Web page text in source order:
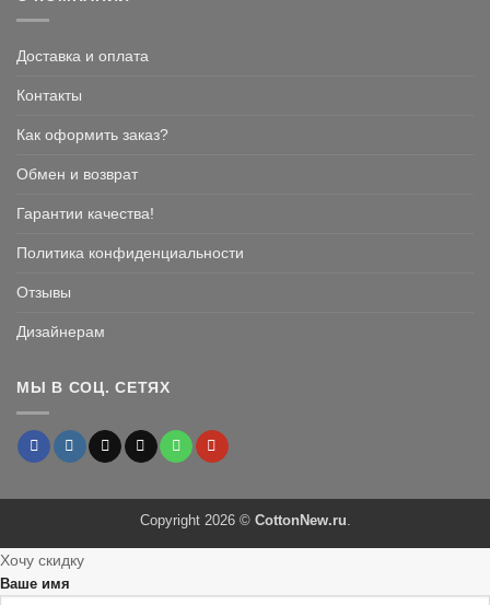
Доставка и оплата
Контакты
Как оформить заказ?
Обмен и возврат
Гарантии качества!
Политика конфиденциальности
Отзывы
Дизайнерам
МЫ В СОЦ. СЕТЯХ
Copyright 2026 © CottonNew.ru.
Хочу скидку
Ваше имя